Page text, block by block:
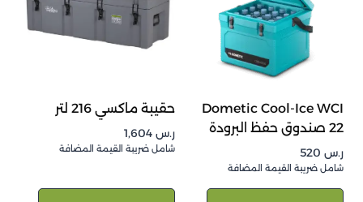
Dometic Cool-Ice WCI
22 صندوق حفظ البرودة
ر.س
شامل ضريبة القيمة المضافة
حقيبة ماكسي 216 لتر
ر.س
شامل ضريبة القيمة المضافة